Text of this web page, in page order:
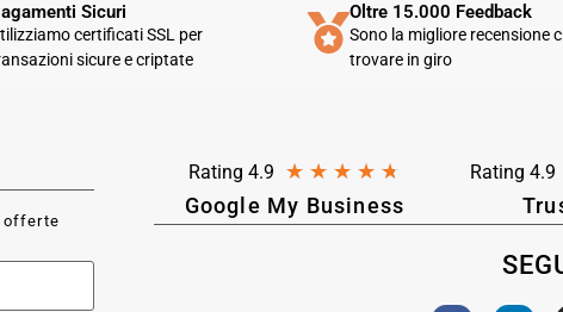
Sicuri
certificati SSL per
sicure e criptate
Oltre 15.000 Feedback
Sono la migliore recensione
trovare in giro
offerte
Rating 4.9 ★ ★ ★ ★ ★
Google My Business
Rating 4.9